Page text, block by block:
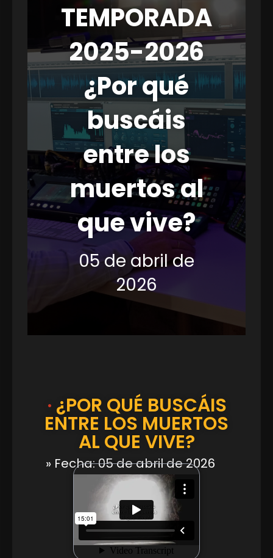
TEMPORADA
2025-2026
¿Por qué
buscáis
entre los
muertos al
que vive?
05 de abril de
2026
· ¿POR QUÉ BUSCÁIS
ENTRE LOS MUERTOS
AL QUE VIVE?
» Fecha: 05 de abril de 2026